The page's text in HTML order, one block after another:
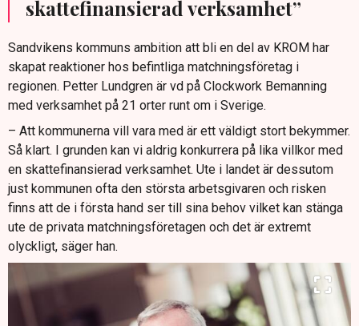
skattefinansierad verksamhet”
Sandvikens kommuns ambition att bli en del av KROM har
skapat reaktioner hos befintliga matchningsföretag i
regionen. Petter Lundgren är vd på Clockwork Bemanning
med verksamhet på 21 orter runt om i Sverige.
– Att kommunerna vill vara med är ett väldigt stort bekymmer.
Så klart. I grunden kan vi aldrig konkurrera på lika villkor med
en skattefinansierad verksamhet. Ute i landet är dessutom
just kommunen ofta den största arbetsgivaren och risken
finns att de i första hand ser till sina behov vilket kan stänga
ute de privata matchningsföretagen och det är extremt
olyckligt, säger han.